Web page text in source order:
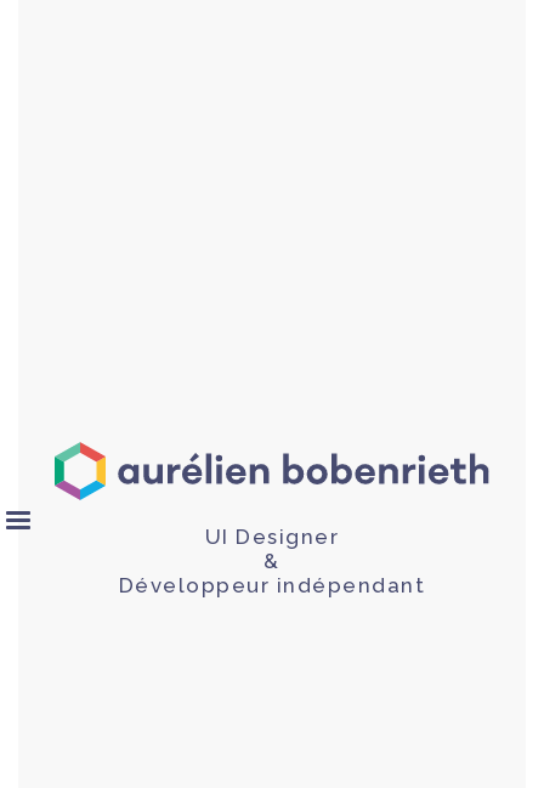
UI Designer
&
Développeur indépendant